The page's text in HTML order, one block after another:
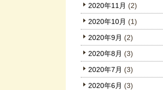
2020年11月 (2)
2020年10月 (1)
2020年9月 (2)
2020年8月 (3)
2020年7月 (3)
2020年6月 (3)